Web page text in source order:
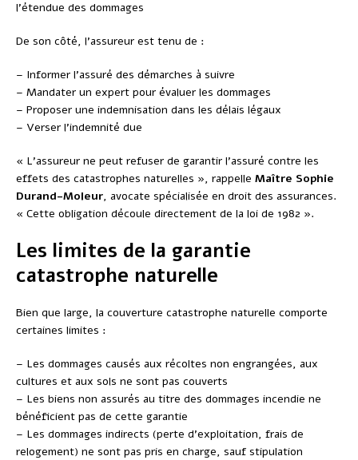
l’étendue des dommages
De son côté, l’assureur est tenu de :
– Informer l’assuré des démarches à suivre
– Mandater un expert pour évaluer les dommages
– Proposer une indemnisation dans les délais légaux
– Verser l’indemnité due
« L’assureur ne peut refuser de garantir l’assuré contre les
effets des catastrophes naturelles », rappelle Maître Sophie
Durand-Moleur, avocate spécialisée en droit des assurances.
« Cette obligation découle directement de la loi de 1982 ».
Les limites de la garantie
catastrophe naturelle
Bien que large, la couverture catastrophe naturelle comporte
certaines limites :
– Les dommages causés aux récoltes non engrangées, aux
cultures et aux sols ne sont pas couverts
– Les biens non assurés au titre des dommages incendie ne
bénéficient pas de cette garantie
– Les dommages indirects (perte d’exploitation, frais de
relogement) ne sont pas pris en charge, sauf stipulation